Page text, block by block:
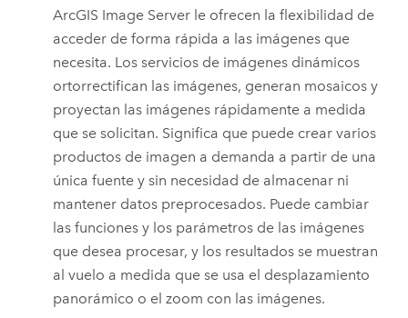
ArcGIS Image Server le ofrecen la flexibilidad de
acceder de forma rápida a las imágenes que
necesita. Los servicios de imágenes dinámicos
ortorrectifican las imágenes, generan mosaicos y
proyectan las imágenes rápidamente a medida
que se solicitan. Significa que puede crear varios
productos de imagen a demanda a partir de una
única fuente y sin necesidad de almacenar ni
mantener datos preprocesados. Puede cambiar
las funciones y los parámetros de las imágenes
que desea procesar, y los resultados se muestran
al vuelo a medida que se usa el desplazamiento
panorámico o el zoom con las imágenes.